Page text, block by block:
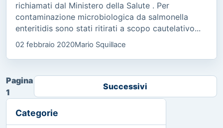
Categorie
richiamati dal Ministero della Salute . Per
contaminazione microbiologica da salmonella
enteritidis sono stati ritirati a scopo cautelativo...
02 febbraio 2020Mario Squillace
Pagina
1
Successivi